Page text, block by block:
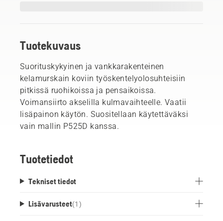
Tuotekuvaus
Suorituskykyinen ja vankkarakenteinen
kelamurskain koviin työskentelyolosuhteisiin
pitkissä ruohikoissa ja pensaikoissa.
Voimansiirto akselilla kulmavaihteelle. Vaatii
lisäpainon käytön. Suositellaan käytettäväksi
vain mallin P525D kanssa.
Tuotetiedot
Tekniset tiedot
Lisävarusteet(1 )